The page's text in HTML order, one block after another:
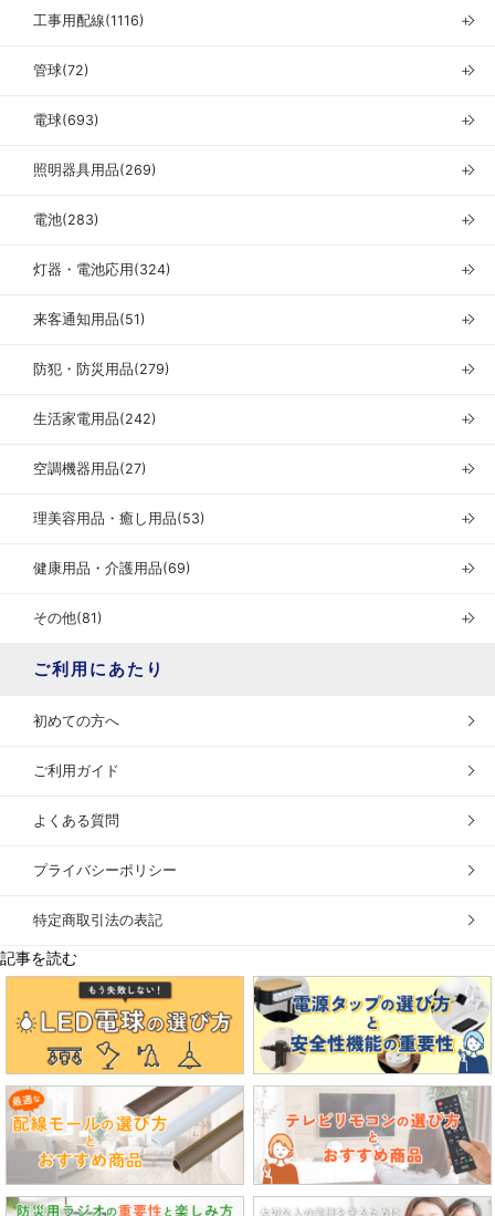
工事用配線(1116) ＋
管球(72) ＋
電球(693) ＋
照明器具用品(269) ＋
電池(283) ＋
灯器・電池応用(324) ＋
来客通知用品(51) ＋
防犯・防災用品(279) ＋
生活家電用品(242) ＋
空調機器用品(27) ＋
理美容用品・癒し用品(53) ＋
健康用品・介護用品(69) ＋
その他(81) ＋
ご利用にあたり
初めての方へ
ご利用ガイド
よくある質問
プライバシーポリシー
特定商取引法の表記
記事を読む